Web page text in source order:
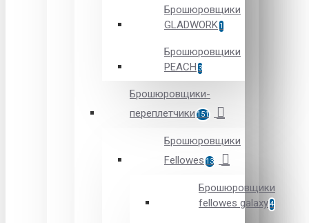
Брошюровщики
GLADWORK 1
Брошюровщики
PEACH 3
Брошюровщики-
переплетчики 151
Брошюровщики
Fellowes 13
Брошюровщики
fellowes galaxy4